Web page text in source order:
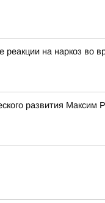
на наркоз во
развития Максим